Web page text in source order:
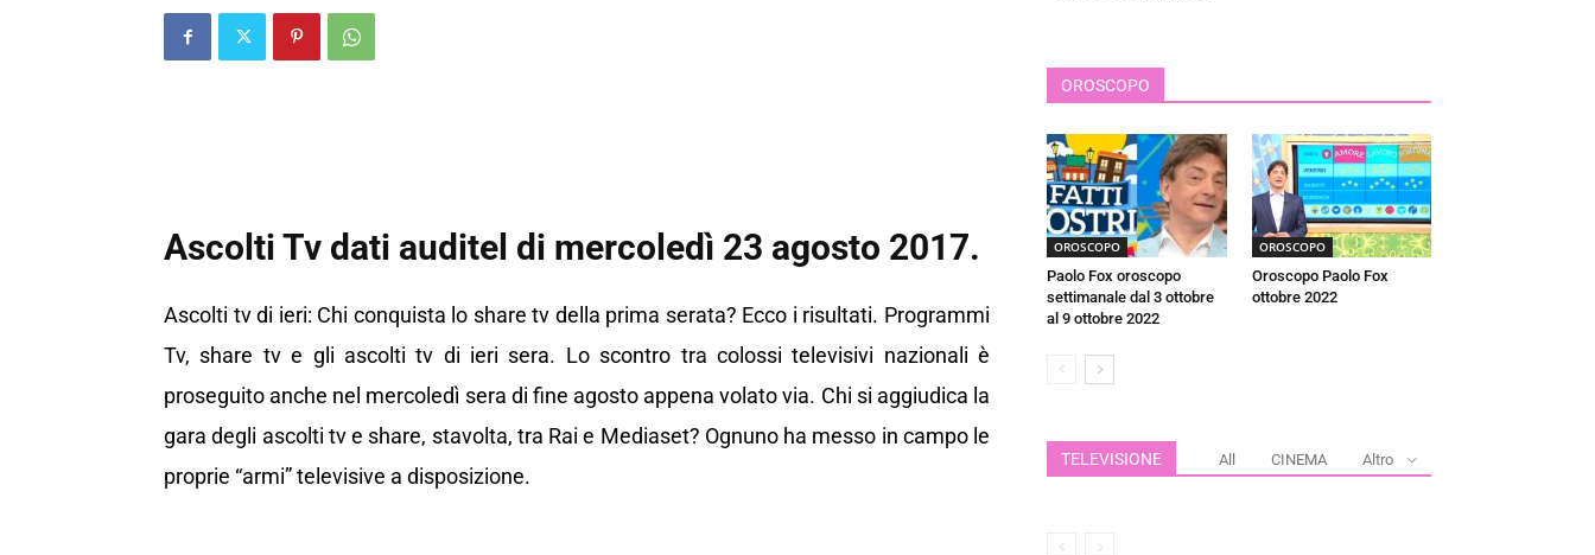
Ascolti Tv dati auditel di mercoledì 23 agosto 2017.
Ascolti tv di ieri: Chi conquista lo share tv della prima serata? Ecco i risultati. Programmi
Tv, share tv e gli ascolti tv di ieri sera. Lo scontro tra colossi televisivi nazionali è
proseguito anche nel mercoledì sera di fine agosto appena volato via. Chi si aggiudica la
gara degli ascolti tv e share, stavolta, tra Rai e Mediaset? Ognuno ha messo in campo le
proprie “armi” televisive a disposizione.
OROSCOPO
OROSCOPO
Paolo Fox oroscopo
settimanale dal 3 ottobre
al 9 ottobre 2022
OROSCOPO
Oroscopo Paolo Fox
ottobre 2022
TELEVISIONE All CINEMA Altro